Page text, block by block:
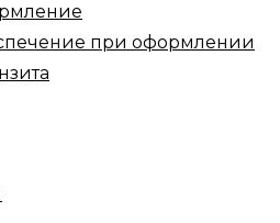
при оформлении